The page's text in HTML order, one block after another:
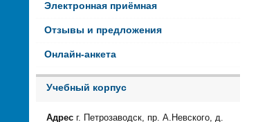
Электронная приёмная
Отзывы и предложения
Онлайн-анкета
Учебный корпус
Адрес г. Петрозаводск, пр. А.Невского, д.